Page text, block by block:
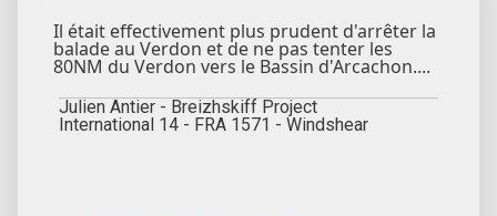
Il était effectivement plus prudent d'arrêter la
balade au Verdon et de ne pas tenter les
80NM du Verdon vers le Bassin d'Arcachon....
Julien Antier - Breizhskiff Project
International 14 - FRA 1571 - Windshear